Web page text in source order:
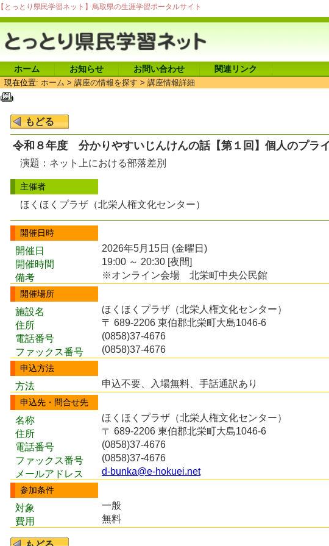
【とっとり県民学習ネット】鳥取県の生涯学習ポータルサイト
ホーム お知らせ お問い合わせ 関連リンク
現在位置: ホーム > 講座の情報を探す > 講座情報詳細
令和８年度 分かりやすいじんけんの話【第１回】個人のプラ
演題：ネット上における部落差別
主催者
ほくほくプラザ（北栄人権文化センター）
開催日時
開催日
2026年5月15日 (金曜日)
開催時間
19:00 ～ 20:30 [夜間]
備考
※オンライン会場 北栄町中央公民館
開催場所
施設名
ほくほくプラザ（北栄人権文化センター）
住所
〒 689-2206 東伯郡北栄町大島1046-6
電話番号
(0858)37-4676
ファックス番号
(0858)37-4676
申込方法
方法 申込不要、入場無料、手話通訳あり
申込先・問合せ先
名称
ほくほくプラザ（北栄人権文化センター）
住所
〒 689-2206 東伯郡北栄町大島1046-6
電話番号
(0858)37-4676
ファックス番号
(0858)37-4676
メールアドレス
d-bunka@e-hokuei.net
参加条件
対象
一般
費用
無料